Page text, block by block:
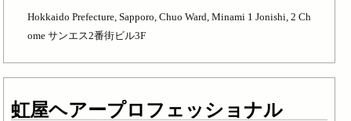
Hokkaido Prefecture, Sapporo, Chuo Ward, Minami 1 Jonishi, 2 Ch
ome サンエス2番街ビル3F
虹屋ヘアープロフェッショナル